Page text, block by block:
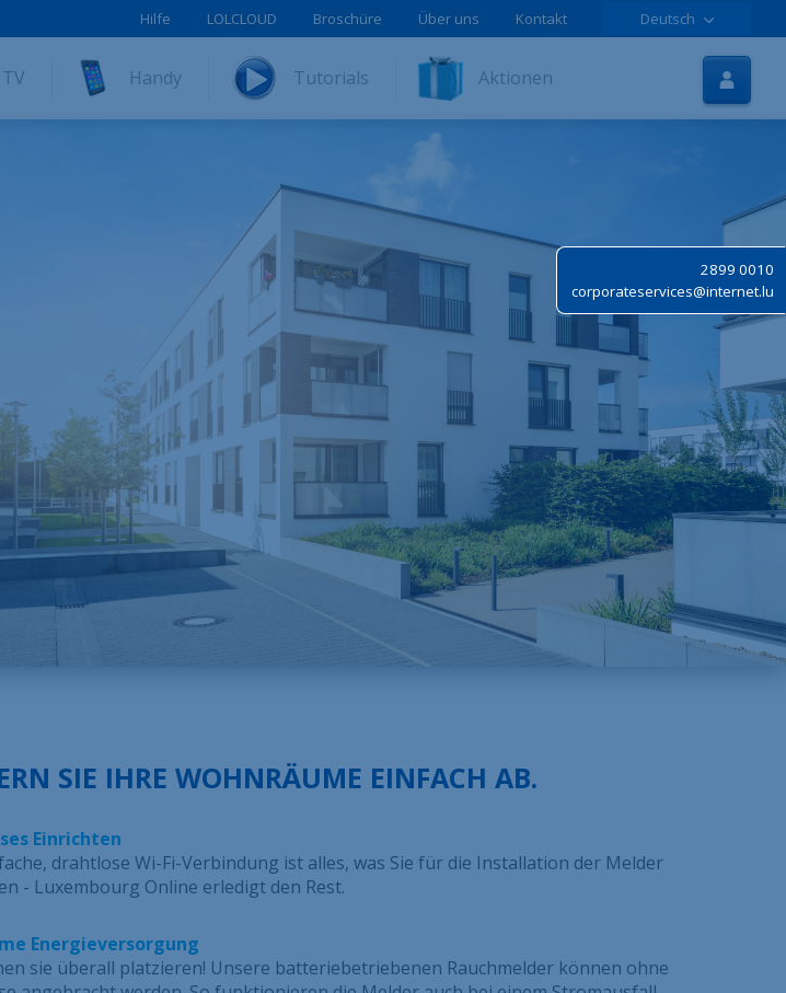
2899 0010
corporateservices@internet.lu
Startseite
Internet
Online-Registrierung
Hilfe
LOLCLOUD
Broschüre
Über uns
Kontakt
Stellenangebote
Hilfe LOLCLOUD Broschüre Über uns Kontakt Deutsch
TV Handy Tutorials Aktionen
SIE IHRE WOHNRÄUME EINFACH AB.
Einrichten
drahtlose Wi-Fi-Verbindung ist alles, was Sie für die Installation der Melder
- Luxembourg Online erledigt den Rest.
Energieversorgung
sie überall platzieren! Unsere batteriebetriebenen Rauchmelder können ohne